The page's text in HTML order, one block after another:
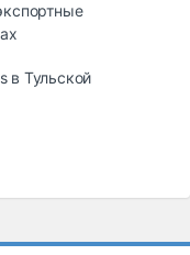
в Тульской